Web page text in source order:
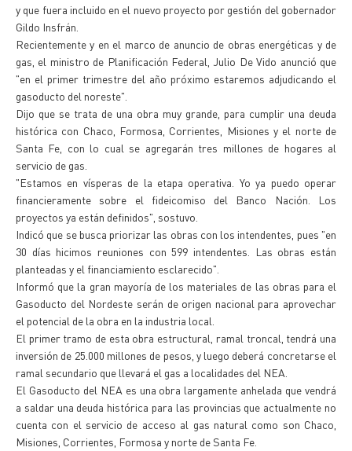
y que fuera incluido en el nuevo proyecto por gestión del gobernador
Gildo Insfrán.
Recientemente y en el marco de anuncio de obras energéticas y de
gas, el ministro de Planificación Federal, Julio De Vido anunció que
"en el primer trimestre del año próximo estaremos adjudicando el
gasoducto del noreste".
Dijo que se trata de una obra muy grande, para cumplir una deuda
histórica con Chaco, Formosa, Corrientes, Misiones y el norte de
Santa Fe, con lo cual se agregarán tres millones de hogares al
servicio de gas.
"Estamos en vísperas de la etapa operativa. Yo ya puedo operar
financieramente sobre el fideicomiso del Banco Nación. Los
proyectos ya están definidos", sostuvo.
Indicó que se busca priorizar las obras con los intendentes, pues "en
30 días hicimos reuniones con 599 intendentes. Las obras están
planteadas y el financiamiento esclarecido".
Informó que la gran mayoría de los materiales de las obras para el
Gasoducto del Nordeste serán de origen nacional para aprovechar
el potencial de la obra en la industria local.
El primer tramo de esta obra estructural, ramal troncal, tendrá una
inversión de 25.000 millones de pesos, y luego deberá concretarse el
ramal secundario que llevará el gas a localidades del NEA.
El Gasoducto del NEA es una obra largamente anhelada que vendrá
a saldar una deuda histórica para las provincias que actualmente no
cuenta con el servicio de acceso al gas natural como son Chaco,
Misiones, Corrientes, Formosa y norte de Santa Fe.